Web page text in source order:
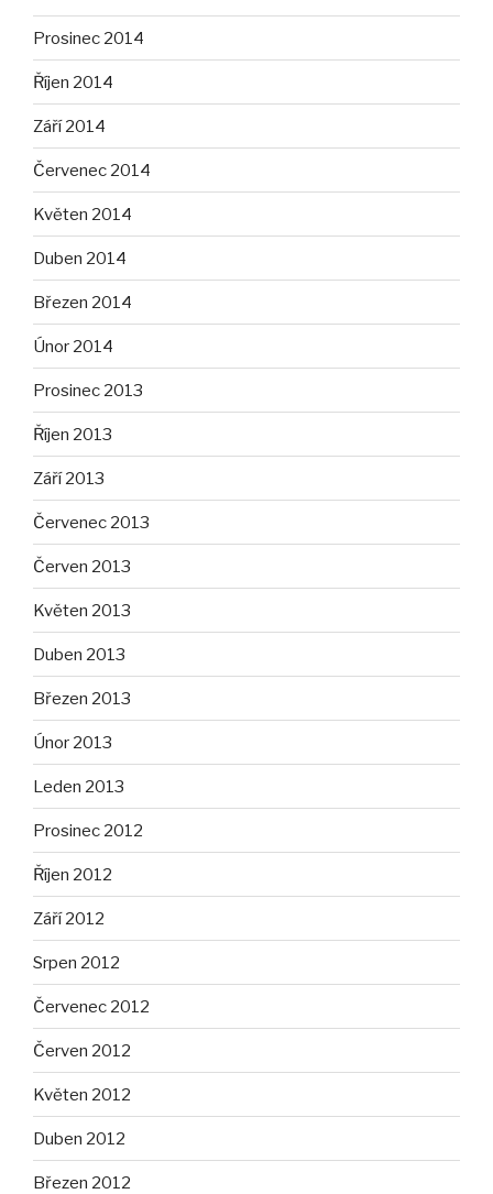
Prosinec 2014
Říjen 2014
Září 2014
Červenec 2014
Květen 2014
Duben 2014
Březen 2014
Únor 2014
Prosinec 2013
Říjen 2013
Září 2013
Červenec 2013
Červen 2013
Květen 2013
Duben 2013
Březen 2013
Únor 2013
Leden 2013
Prosinec 2012
Říjen 2012
Září 2012
Srpen 2012
Červenec 2012
Červen 2012
Květen 2012
Duben 2012
Březen 2012